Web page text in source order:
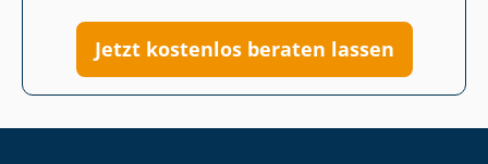
Jetzt kostenlos beraten lassen